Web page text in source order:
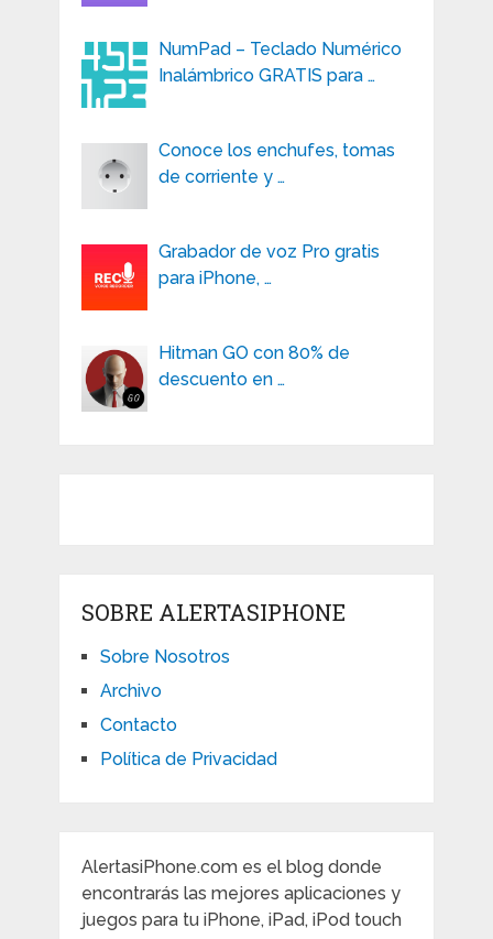
NumPad – Teclado Numérico
Inalámbrico GRATIS para …
Conoce los enchufes, tomas
de corriente y …
Grabador de voz Pro gratis
para iPhone, …
Hitman GO con 80% de
descuento en …
SOBRE ALERTASIPHONE
Sobre Nosotros
Archivo
Contacto
Política de Privacidad
AlertasiPhone.com es el blog donde
encontrarás las mejores aplicaciones y
juegos para tu iPhone, iPad, iPod touch